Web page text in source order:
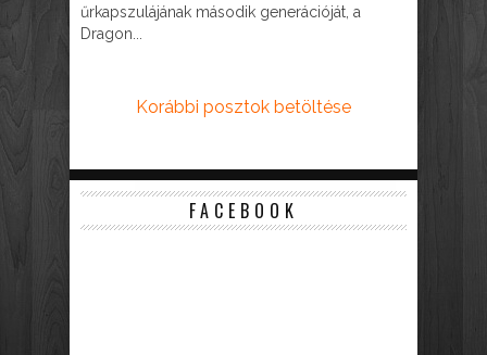
űrkapszulájának második generációját, a
Dragon...
Korábbi posztok betöltése
FACEBOOK